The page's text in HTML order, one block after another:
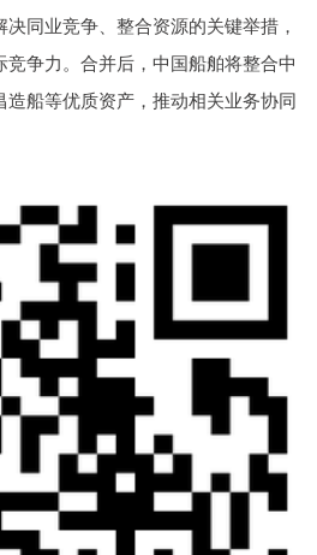
同业竞争、整合资源的关键举措，
争力。合并后，中国船舶将整合中
船等优质资产，推动相关业务协同